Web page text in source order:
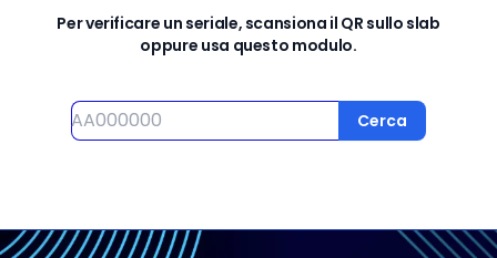
Per verificare un seriale, scansiona il QR sullo slab
oppure usa questo modulo.
Cerca